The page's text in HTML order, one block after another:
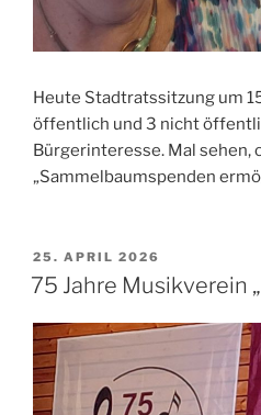
Heute Stadtratssitzung um
öffentlich und 3 nicht
Bürgerinteresse. Mal sehen,
„Sammelbaumspenden
VERÖFFENTLICHT
AM
25. APRIL 2026
75 Jahre Musikverein